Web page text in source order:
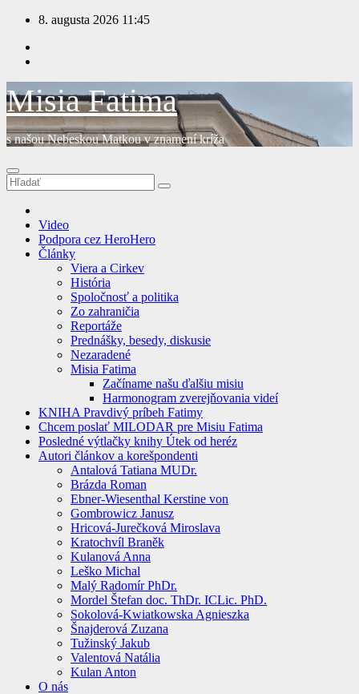
Prejsť
obsah
8. augusta 2026 11:45
Misia Fatima
s našou Nebeskou Matkou v znamení kríža
Video
Podpora cez HeroHero
Články
Viera a Cirkev
História
Spoločnosť a politika
Zo zahraničia
Reportáže
Prednášky, besedy, diskusie
Nezaradené
Misia Fatima
Začíname našu ďalšiu misiu
Harmonogram zverejňovania videí
KNIHA Pravdivý príbeh Fatimy
Chcem poslať MILODAR pre Misiu Fatima
Posledné výtlačky knihy Útek od heréz
Autori článkov a korešpondenti
Antalová Tatiana MUDr.
Brázda Roman
Ebner-Wiesenthal Kerstine von
Gombrowicz Janusz
Hricová-Jurečková Miroslava
Kratochvíl Braněk
Kulanová Anna
Leško Michal
Malý Radomír PhDr.
Mordel Štefan doc. ThDr. ICLic. PhD.
Sokolová-Kwiatkowska Agnieszka
Šnajderová Zuzana
Tužinský Jakub
Valentová Natália
Kulan Anton
O nás